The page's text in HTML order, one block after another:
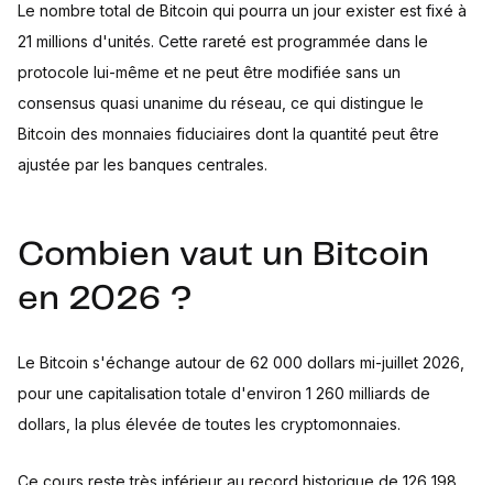
Le nombre total de Bitcoin qui pourra un jour exister est fixé à
21 millions d'unités. Cette rareté est programmée dans le
protocole lui-même et ne peut être modifiée sans un
consensus quasi unanime du réseau, ce qui distingue le
Bitcoin des monnaies fiduciaires dont la quantité peut être
ajustée par les banques centrales.
Combien vaut un Bitcoin
en 2026 ?
Le Bitcoin s'échange autour de 62 000 dollars mi-juillet 2026,
pour une capitalisation totale d'environ 1 260 milliards de
dollars, la plus élevée de toutes les cryptomonnaies.
Ce cours reste très inférieur au record historique de 126 198